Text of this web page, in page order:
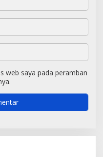
web saya pada peramban